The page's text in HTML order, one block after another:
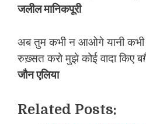
जलील मानिकपूरी
अब तुम कभी न आओगे यानी कभी
रुख़्सत करो मुझे कोई वादा किए
जौन एलिया
Related Posts: